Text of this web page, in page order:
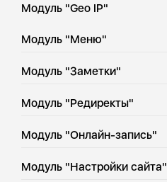
Модуль "Geo IP"
Модуль "Меню"
Модуль "Заметки"
Модуль "Редиректы"
Модуль "Онлайн-запись"
Модуль "Настройки сайта"